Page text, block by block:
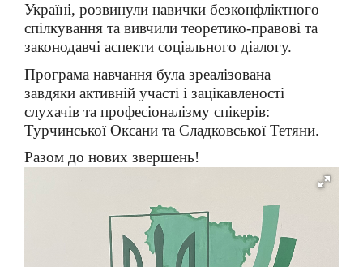
Україні, розвинули навички безконфліктного
спілкування та вивчили теоретико-правові та
законодавчі аспекти соціального діалогу.
Програма навчання була зреалізована
завдяки активній участі і зацікавленості
слухачів та професіоналізму спікерів:
Турчинської Оксани та Сладковської Тетяни.
Разом до нових звершень!